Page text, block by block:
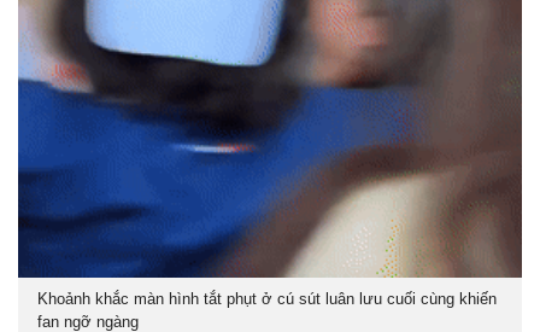
Khoảnh khắc màn hình tắt phụt ở cú sút luân lưu cuối cùng khiến
fan ngỡ ngàng